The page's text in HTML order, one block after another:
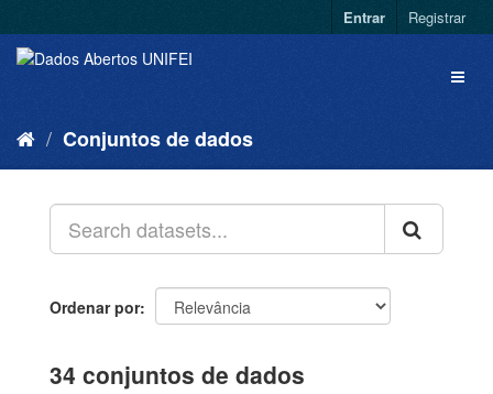
Entrar Registrar
Conjuntos de dados
Ordenar por
34 conjuntos de dados